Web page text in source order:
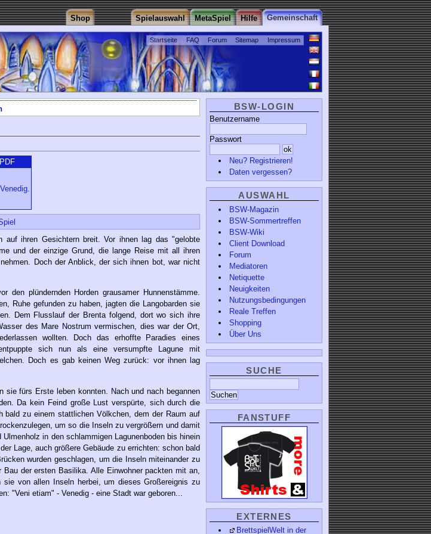
Startseite FAQ Forum Sitemap Impressum
Gemeinschaft
Hilfe
MetaSpiel
Spielauswahl
Shop
BSW-LOGIN
Benutzername
Passwort
Neu? Registrieren!
Daten vergessen?
AUSWAHL
BSW-Magazin
BSW-Sommertreffen
BSW-Wiki
Client Download
Forum
Mediatoren
Netiquette
Neuigkeiten
Nutzungsbedingungen
Reale Treffen
Shopping
Über Uns
SUCHE
FANSTUFF
EXTERNES
BrettspielWelt in der
auf ihren Gesichtern breit. Vor ihnen lag das "gelobte
und der einzige Grund, die lange Reise mit all ihren
Doch der Anblick, der sich ihnen bot, war nicht
den plündernden Horden grausamer Hunnenstämme.
Ruhe gefunden zu haben, jagten die Langobarden sie
Dem Flusslauf der Brenta folgend, dort wo sich ihre
des Mare Nostrum vermischen, dies war der Ort,
wollten. Doch das erhoffte Paradies eines
sich nun als eine versumpfte Lagune mit
Doch es gab keinen Weg zurück: vor ihnen lag
fürs Erste leben konnten. Nach und nach begannen
Da kein Feind große Lust verspürte, sich durch die
bald zu einem stattlichen Völkchen, dem der Raum auf
um so die Inseln zu vergrößern und damit
in den schlammigen Lagunenboden bis hinein
Lage, auch größere Gebäude zu errichten: schon bald
wurden geschlagen, um die Inseln miteinander zu
der ersten Basilika. Alle Einwohner packten mit an,
von allen Inseln herbei, um dieses Großereignis zu
"Veni etiam" - Venedig - eine Stadt war geboren...